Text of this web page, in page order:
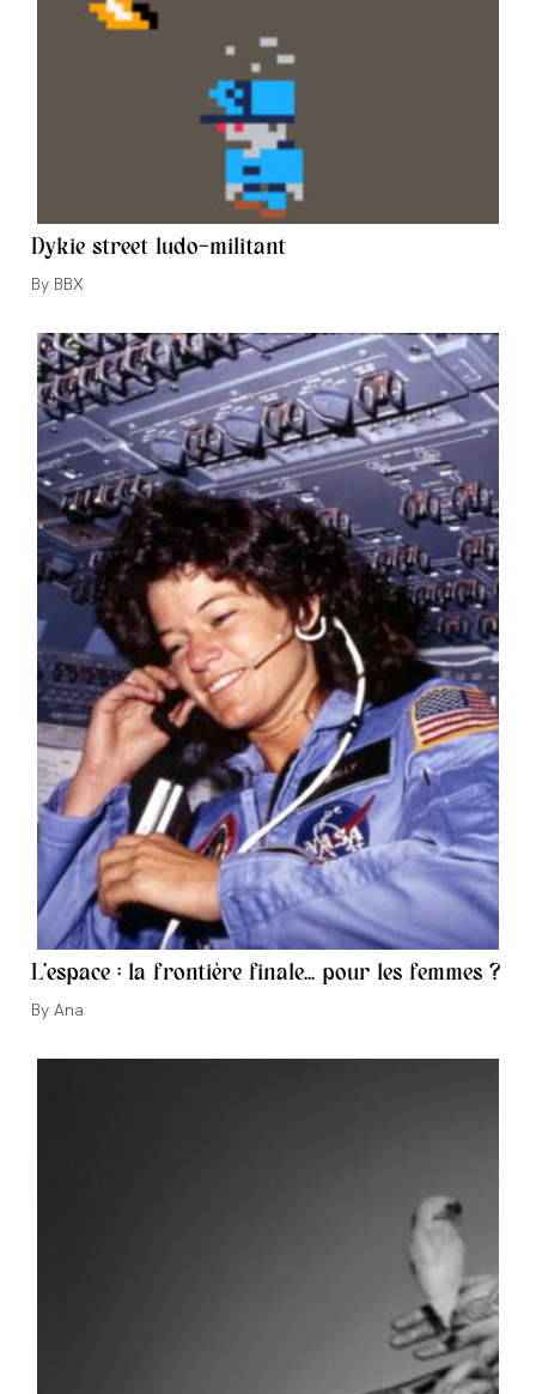
Dykie street ludo-militant
Auteur/autrice
la
publication :
BBX
L’espace : la frontière finale… pour les femmes ?
Auteur/autrice
la
Ana